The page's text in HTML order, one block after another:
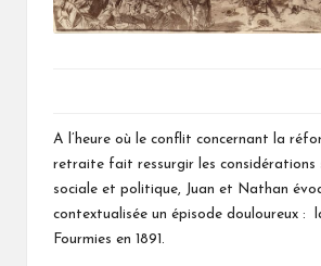
A l’heure où le conflit concernant la
retraite fait ressurgir les considérations
sociale et politique, Juan et Nathan
contextualisée un épisode douloureux :
Fourmies en 1891.